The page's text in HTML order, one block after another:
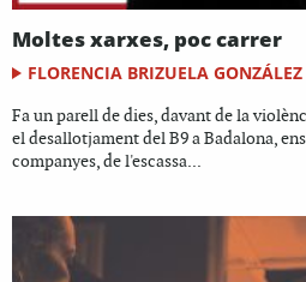
Moltes xarxes, poc carrer
FLORENCIA BRIZUELA GONZÁLEZ
Fa un parell de dies, davant de la
el desallotjament del B9 a Badalona,
companyes, de l'escassa...